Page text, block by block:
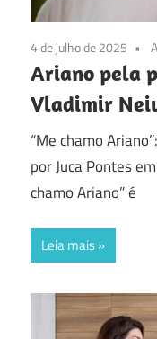
4 de julho de 2025
Ariano pela
Vladimir
“Me chamo
por Juca Pontes
chamo Ariano” é
Leia mais